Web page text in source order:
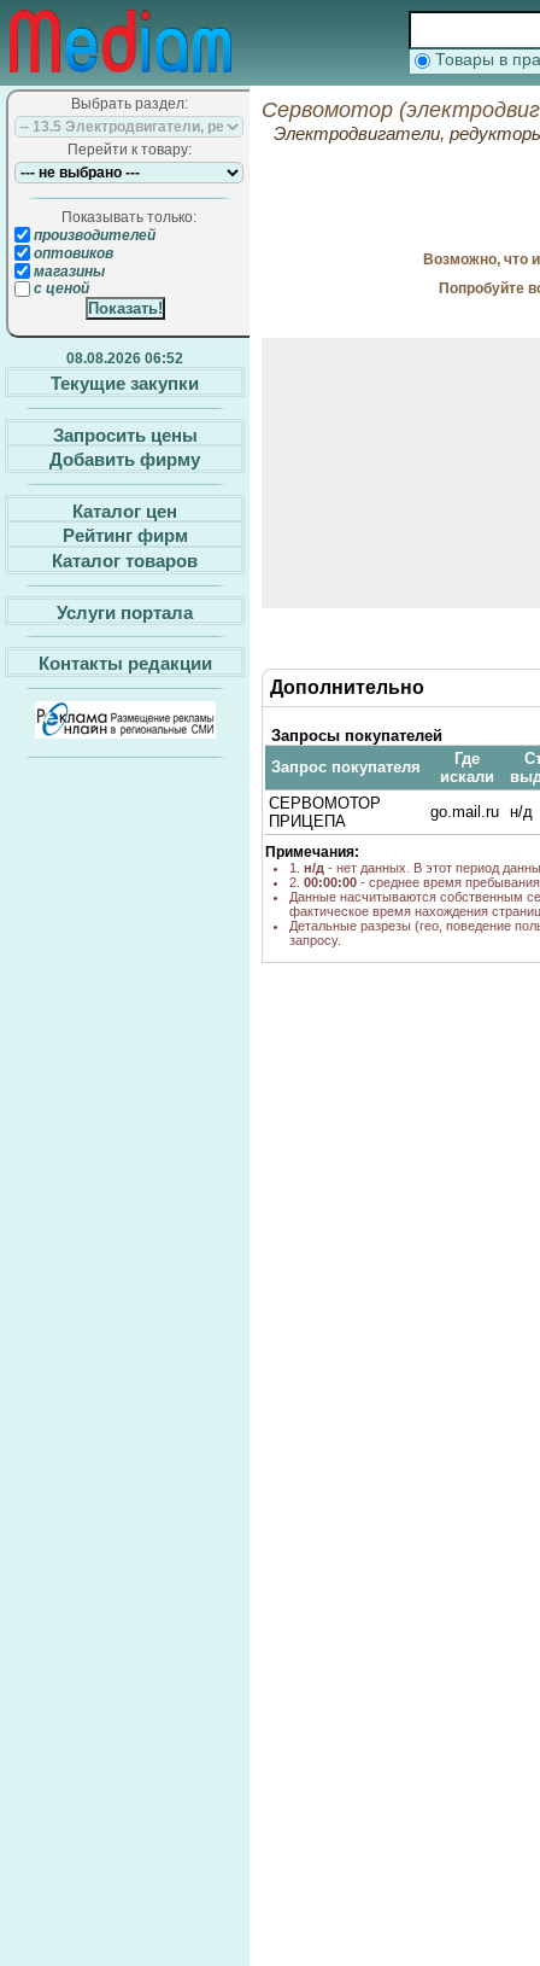
Товары в
Выбрать раздел:
Перейти к товару:
Показывать только:
производителей
оптовиков
магазины
с ценой
08.08.2026 06:52
Текущие закупки
Запросить цены
Добавить фирму
Каталог цен
Рейтинг фирм
Каталог товаров
Услуги портала
Контакты редакции
Сервомотор
Электродвигатели,
Возможно, что
Попробуйте
Дополнительно
Запросы покупателей
Запрос покупателя
Где
искали
СЕРВОМОТОР
ПРИЦЕПА
go.mail.ru н/д
Примечания:
1. н/д - нет данных. В этот период
2. 00:00:00 - среднее время
Данные насчитываются собственным
фактическое время нахождения
Детальные разрезы (гео, поведение
запросу.